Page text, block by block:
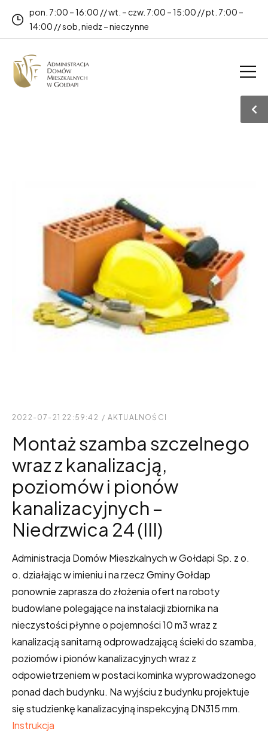
pon. 7:00 – 16:00 // wt. – czw. 7:00 – 15:00 // pt. 7:00 –
14:00 // sob, niedz – nieczynne
2022-07-21 22:59:42 / AKTUALNOŚCI
Montaż szamba szczelnego
wraz z kanalizacją,
poziomów i pionów
kanalizacyjnych –
Niedrzwica 24 (III)
Administracja Domów Mieszkalnych w Gołdapi Sp. z o.
o. działając w imieniu i na rzecz Gminy Gołdap
ponownie zaprasza do złożenia ofert na roboty
budowlane polegające na instalacji zbiornika na
nieczystości płynne o pojemności 10 m3 wraz z
kanalizacją sanitarną odprowadzającą ścieki do szamba,
poziomów i pionów kanalizacyjnych wraz z
odpowietrzeniem w postaci kominka wyprowadzonego
ponad dach budynku. Na wyjściu z budynku projektuje
się studzienkę kanalizacyjną inspekcyjną DN315 mm.
Instrukcja